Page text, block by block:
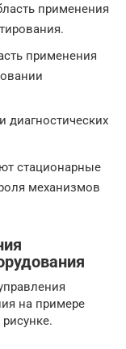
применения
применения
диагностических
стационарные
механизмов
на примере